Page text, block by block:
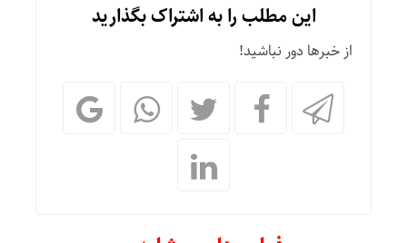
این مطلب را به اشتراک بگذارید
از خبرها دور نباشید!